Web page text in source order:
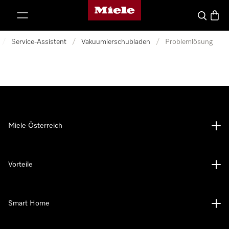
Miele-Homepage
Suche
/ Service-Assistent / Vakuumierschubladen / Problemlösung
Miele Österreich
Vorteile
Smart Home